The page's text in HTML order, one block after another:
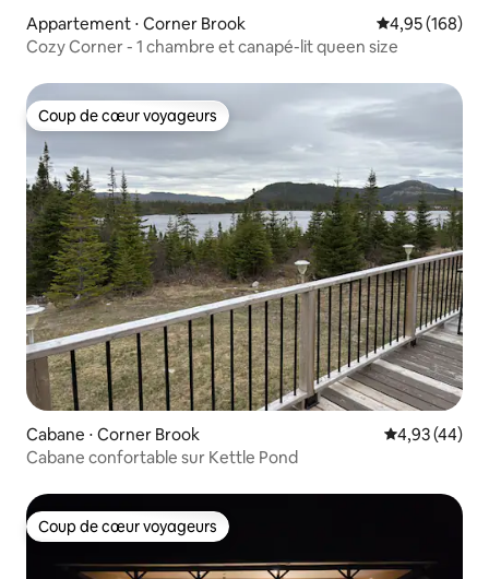
Appartement ⋅ Corner Brook Évaluation
4,95 (168)
Cozy Corner - 1 chambre et canapé-lit queen size
Coup de cœur voyageurs
Coup de cœur voyageurs
Cabane ⋅ Corner Brook Évaluation
4,93 (44)
Cabane confortable sur Kettle Pond
Coup de cœur voyageurs
Coup de cœur voyageurs